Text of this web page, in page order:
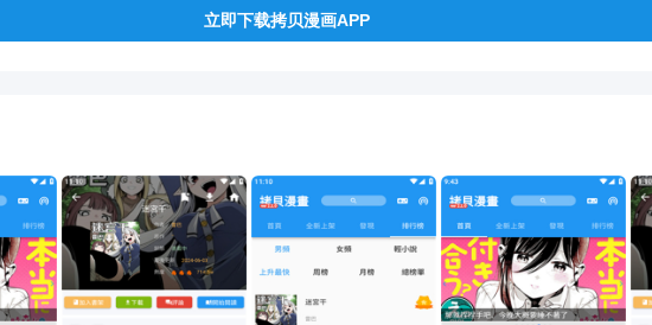
立即下载拷贝漫画APP